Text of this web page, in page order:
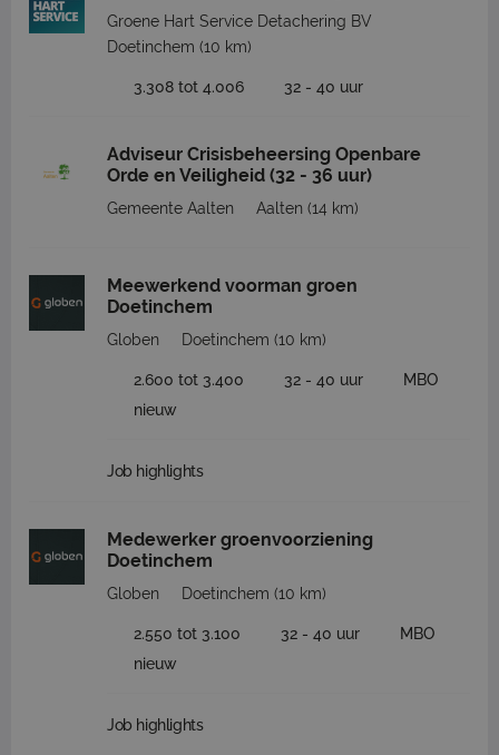
Groene Hart Service Detachering BV
Doetinchem (10 km)
3.308 tot 4.006 32 - 40 uur
Adviseur Crisisbeheersing Openbare
Orde en Veiligheid (32 - 36 uur)
Gemeente Aalten Aalten (14 km)
Meewerkend voorman groen
Doetinchem
Globen Doetinchem (10 km)
2.600 tot 3.400 32 - 40 uur
MBO
nieuw
Job highlights
Medewerker groenvoorziening
Doetinchem
Globen Doetinchem (10 km)
2.550 tot 3.100 32 - 40 uur
MBO
nieuw
Job highlights